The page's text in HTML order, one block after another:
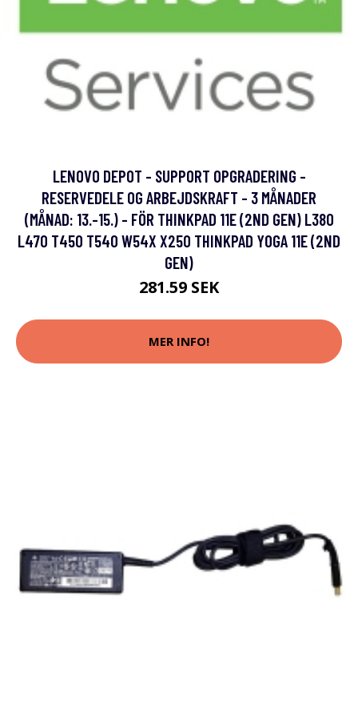
LENOVO DEPOT - SUPPORT OPGRADERING -
RESERVEDELE OG ARBEJDSKRAFT - 3 MÅNADER
(MÅNAD: 13.-15.) - FÖR THINKPAD 11E (2ND GEN) L380
L470 T450 T540 W54X X250 THINKPAD YOGA 11E (2ND
GEN)
281.59 SEK
MER INFO!